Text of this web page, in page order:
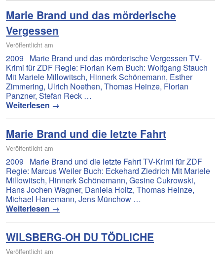
Marie Brand und das mörderische
Vergessen
Veröffentlicht am
2009 Marie Brand und das mörderische Vergessen TV-
Krimi für ZDF Regie: Florian Kern Buch: Wolfgang Stauch
Mit Mariele Millowitsch, Hinnerk Schönemann, Esther
Zimmering, Ulrich Noethen, Thomas Heinze, Florian
Panzner, Stefan Reck …
Weiterlesen →
Marie Brand und die letzte Fahrt
Veröffentlicht am
2009 Marie Brand und die letzte Fahrt TV-Krimi für ZDF
Regie: Marcus Weiler Buch: Eckehard Ziedrich Mit Mariele
Millowitsch, Hinnerk Schönemann, Gesine Cukrowski,
Hans Jochen Wagner, Daniela Holtz, Thomas Heinze,
Michael Hanemann, Jens Münchow …
Weiterlesen →
WILSBERG-OH DU TÖDLICHE
Veröffentlicht am